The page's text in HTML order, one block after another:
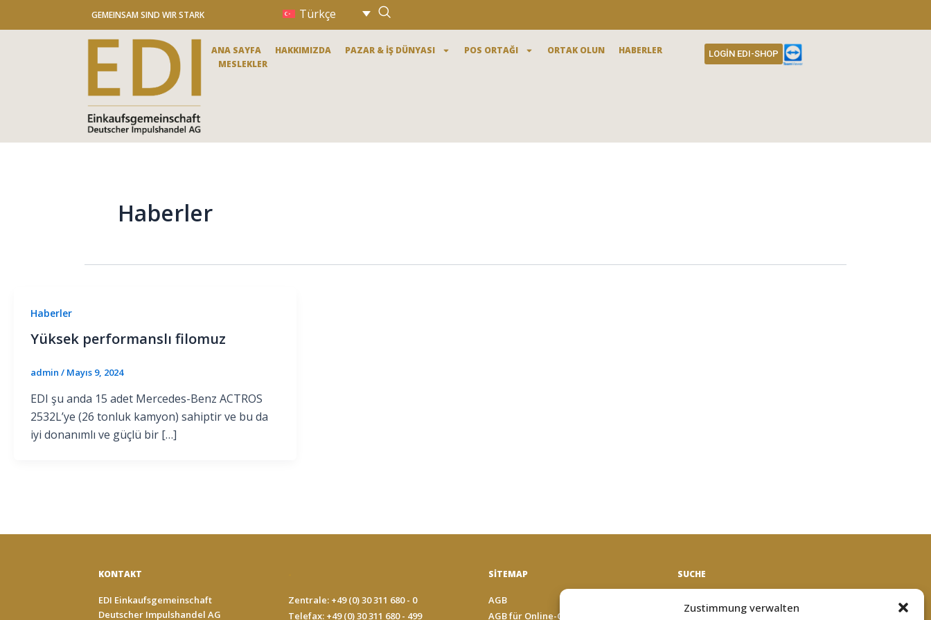
Zustimmung verwalten
atla
GEMEINSAM SIND WIR STARK Türkçe
ANA SAYFA HAKKIMIZDA PAZAR & İŞ DÜNYASI POS ORTAĞI ORTAK OLUN
HABERLER
MESLEKLER
LOGIN EDI-SHOP
Haberler
Haberler
Yüksek performanslı filomuz
admin / Mayıs 9, 2024
EDI şu anda 15 adet Mercedes-Benz ACTROS
2532L’ye (26 tonluk kamyon) sahiptir ve bu da
iyi donanımlı ve güçlü bir […]
KONTAKT
EDI Einkaufsgemeinschaft
Deutscher Impulshandel AG
Zentrale: +49 (0) 30 311 680 - 0
Telefax: +49 (0) 30 311 680 - 499
SITEMAP
AGB
AGB für Online-Geschäfte
SUCHE